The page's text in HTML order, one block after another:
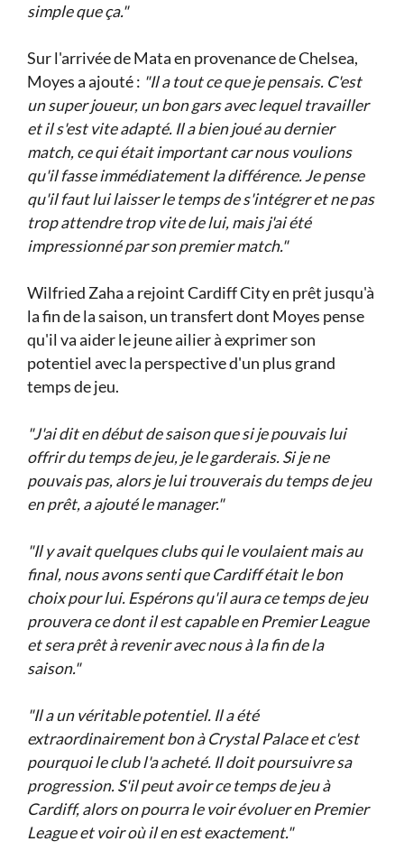
simple que ça."
Sur l'arrivée de Mata en provenance de Chelsea,
Moyes a ajouté : "Il a tout ce que je pensais. C'est
un super joueur, un bon gars avec lequel travailler
et il s'est vite adapté. Il a bien joué au dernier
match, ce qui était important car nous voulions
qu'il fasse immédiatement la différence. Je pense
qu'il faut lui laisser le temps de s'intégrer et ne pas
trop attendre trop vite de lui, mais j'ai été
impressionné par son premier match."
Wilfried Zaha a rejoint Cardiff City en prêt jusqu'à
la fin de la saison, un transfert dont Moyes pense
qu'il va aider le jeune ailier à exprimer son
potentiel avec la perspective d'un plus grand
temps de jeu.
"J'ai dit en début de saison que si je pouvais lui
offrir du temps de jeu, je le garderais. Si je ne
pouvais pas, alors je lui trouverais du temps de jeu
en prêt, a ajouté le manager."
"Il y avait quelques clubs qui le voulaient mais au
final, nous avons senti que Cardiff était le bon
choix pour lui. Espérons qu'il aura ce temps de jeu
prouvera ce dont il est capable en Premier League
et sera prêt à revenir avec nous à la fin de la
saison."
"Il a un véritable potentiel. Il a été
extraordinairement bon à Crystal Palace et c'est
pourquoi le club l'a acheté. Il doit poursuivre sa
progression. S'il peut avoir ce temps de jeu à
Cardiff, alors on pourra le voir évoluer en Premier
League et voir où il en est exactement."